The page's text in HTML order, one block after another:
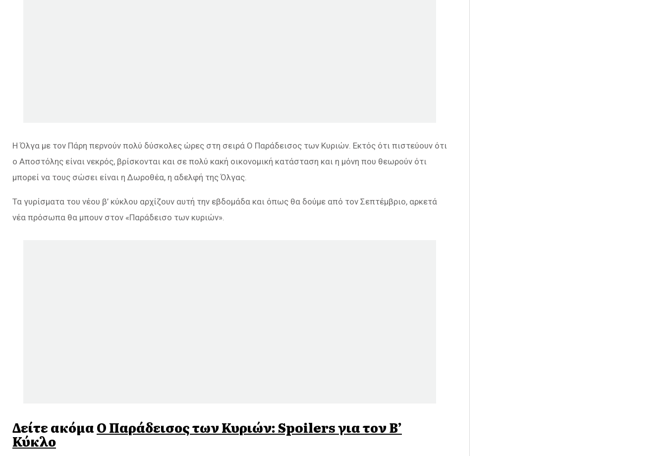
Η Όλγα με τον Πάρη περνούν πολύ δύσκολες ώρες στη σειρά Ο Παράδεισος των Κυριών. Εκτός ότι πιστεύουν ότι
ο Αποστόλης είναι νεκρός, βρίσκονται και σε πολύ κακή οικονομική κατάσταση και η μόνη που θεωρούν ότι
μπορεί να τους σώσει είναι η Δωροθέα, η αδελφή της Όλγας.
Τα γυρίσματα του νέου β’ κύκλου αρχίζουν αυτή την εβδομάδα και όπως θα δούμε από τον Σεπτέμβριο, αρκετά
νέα πρόσωπα θα μπουν στον «Παράδεισο των κυριών».
Δείτε ακόμαΟ Παράδεισος των Κυριών: Spoilers για τον Β’
Κύκλο